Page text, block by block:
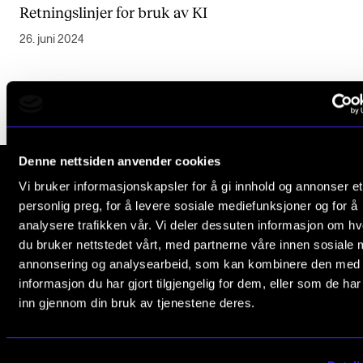
Denne nettsiden anvender cookies
Vi bruker informasjonskapsler for å gi innhold og annonser et
personlig preg, for å levere sosiale mediefunksjoner og for å
analysere trafikken vår. Vi deler dessuten informasjon om
du bruker nettstedet vårt, med partnerne våre innen sosiale
annonsering og analysearbeid, som kan kombinere den med
informasjon du har gjort tilgjengelig for dem, eller som de
inn gjennom din bruk av tjenestene deres.
Digitale ressurser for undervisning
Studentenes psykososiale læringsmiljø
Søknad og opptak
Om FoU på NMH
Livet rundt FoU
For ph.d.-programmet i kunstnerisk utviklingsarbeid
For ph.d.-programmet i musikkforskning
Forskningsetikk
KONSERTER OG ARRANGEMENTER
Retningslinjer for bruk av KI
26. juni 2024
Norges musikk­høgskole
Slemdalsveien 11
0369 Oslo, Norway
+47 23 36 70 00
post@nmh.no